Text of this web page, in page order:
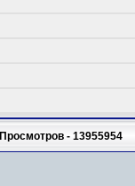
- 13955954